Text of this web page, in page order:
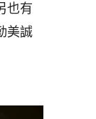
也有
美誠